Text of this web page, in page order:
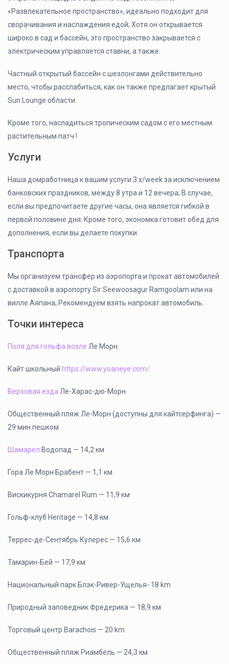
«Развлекательное пространство», идеально подходит для
сворачивания и наслаждения едой; Хотя он открывается
широко в сад и бассейн, это пространство закрывается с
электрическим управляется ставни, а также.
Частный открытый бассейн с шезлонгами действительно
место, чтобы расслабиться, как он также предлагает крытый
Sun Lounge области.
Кроме того, насладиться тропическим садом с его местным
растительным патч !
Услуги
Наша домработница к вашим услуги 3 x/week за исключением
банковских праздников, между 8 утра и 12 вечера; В случае,
если вы предпочитаете другие часы, она является гибкой в
первой половине дня. Кроме того, экономка готовит обед для
дополнения, если вы делаете покупки.
Транспорта
Мы организуем трансфер из аэропорта и прокат автомобилей
с доставкой в аэропорту Sir Seewoosagur Ramgoolam или на
вилле Аяпана; Рекомендуем взять напрокат автомобиль.
Точки интереса
Поля для гольфа возле Ле Морн
Кайт школьный https://www.yoaneye.com/
Верховая езда Ле-Харас-дю-Морн
Общественный пляж Ле-Морн (доступны для кайтсерфинга) —
29 мин пешком
Шамарел Водопад — 14,2 км
Гора Ле Морн Брабент — 1,1 км
Вискикурня Chamarel Rum — 11,9 км
Гольф-клуб Heritage — 14,8 км
Террес-де-Сентябрь Кулерес — 15,6 км
Тамарин-Бей — 17,9 км
Национальный парк Блэк-Ривер-Ущелья- 18 km
Природный заповедник Фредерика — 18,9 км
Торговый центр Barachois — 20 km
Общественный пляж Риамбель — 24,3 км